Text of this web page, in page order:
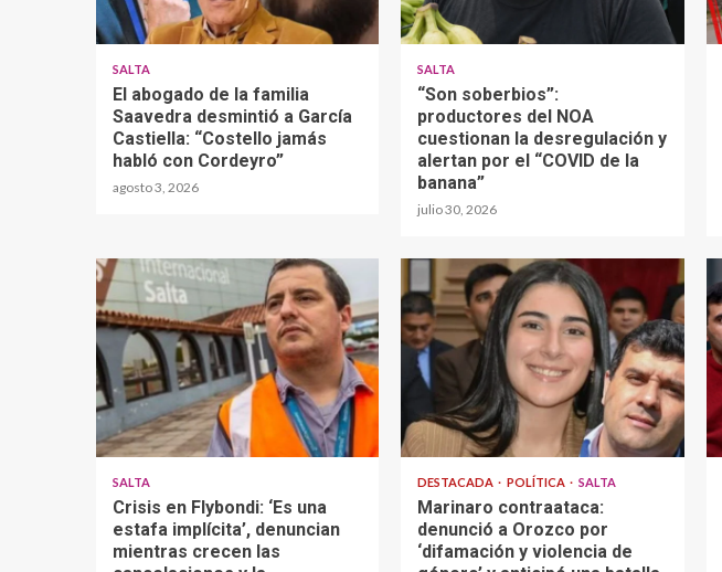
SALTA
El abogado de la familia
Saavedra desmintió a García
Castiella: “Costello jamás
habló con Cordeyro”
agosto 3, 2026
SALTA
“Son soberbios”:
productores del NOA
cuestionan la desregulación y
alertan por el “COVID de la
banana”
julio 30, 2026
SALTA
Crisis en Flybondi: ‘Es una
estafa implícita’, denuncian
mientras crecen las
DESTACADA POLÍTICA SALTA
Marinaro contraataca:
denunció a Orozco por
‘difamación y violencia de